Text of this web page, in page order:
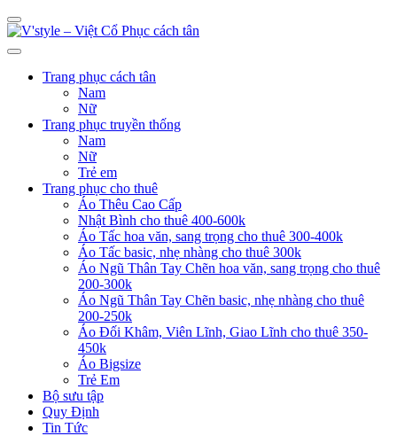
Trang phục cách tân
Nam
Nữ
Trang phục truyền thống
Nam
Nữ
Trẻ em
Trang phục cho thuê
Áo Thêu Cao Cấp
Nhật Bình cho thuê 400-600k
Áo Tấc hoa văn, sang trọng cho thuê 300-400k
Áo Tấc basic, nhẹ nhàng cho thuê 300k
Áo Ngũ Thân Tay Chẽn hoa văn, sang trọng cho thuê
200-300k
Áo Ngũ Thân Tay Chẽn basic, nhẹ nhàng cho thuê
200-250k
Áo Đối Khâm, Viên Lĩnh, Giao Lĩnh cho thuê 350-
450k
Áo Bigsize
Trẻ Em
Bộ sưu tập
Quy Định
Tin Tức